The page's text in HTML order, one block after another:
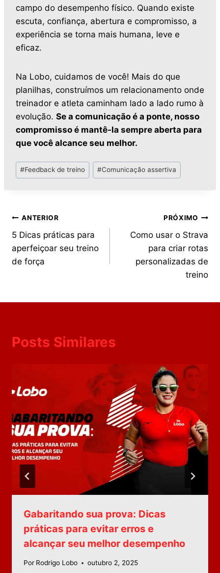
campo do desempenho físico. Quando existe
escuta, confiança, abertura e compromisso, a
experiência se torna mais humana, leve e
eficaz.
Na Lobo, cuidamos de você! Mais do que
planilhas, construímos um relacionamento onde
treinador e atleta caminham lado a lado rumo à
evolução. Se a comunicação é a ponte, nosso
compromisso é mantê-la sempre aberta para
que você alcance seu melhor.
#Feedback de treino #Comunicação assertiva
ANTERIOR
5 Dicas práticas para
aperfeiçoar seu treino
de força
PRÓXIMO
Como usar o Strava
para criar rotas
personalizadas de
treino
Posts Similares
Gabaritando sua prova: Dicas
práticas para evitar erros e
alcançar seu melhor desempenho
Por Rodrigo Lobo outubro 2, 2025